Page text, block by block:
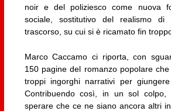
noir e del poliziesco come nuova
sociale, sostitutivo del realismo di
trascorso, su cui si è ricamato fin
Marco Caccamo ci riporta, con
150 pagine del romanzo popolare
troppi ingorghi narrativi per
Contribuendo così, in un sol colpo,
sperare che ce ne siano ancora altri